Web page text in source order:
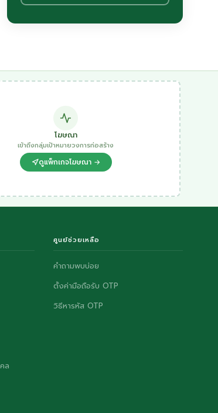
โฆษณา
เข้าถึงกลุ่มเป้าหมายวงการก่อสร้าง
ดูแพ็กเกจโฆษณา →
ล
ศูนย์ช่วยเหลือ
คำถามพบบ่อย
ตั้งค่ามือถือรับ OTP
วิธีหารหัส OTP